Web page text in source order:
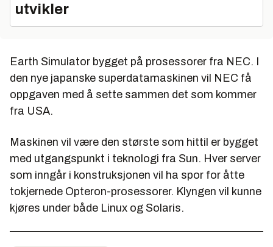
utvikler
Earth Simulator bygget på prosessorer fra NEC. I
den nye japanske superdatamaskinen vil NEC få
oppgaven med å sette sammen det som kommer
fra USA.
Maskinen vil være den største som hittil er bygget
med utgangspunkt i teknologi fra Sun. Hver server
som inngår i konstruksjonen vil ha spor for åtte
tokjernede Opteron-prosessorer. Klyngen vil kunne
kjøres under både Linux og Solaris.